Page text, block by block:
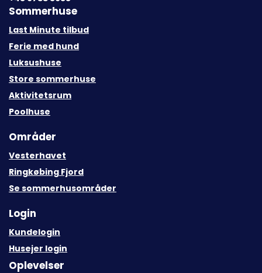
Sommerhuse
Last Minute tilbud
Ferie med hund
Luksushuse
Store sommerhuse
Aktivitetsrum
Poolhuse
Områder
Vesterhavet
Ringkøbing Fjord
Se sommerhusområder
Login
Kundelogin
Husejer login
Oplevelser